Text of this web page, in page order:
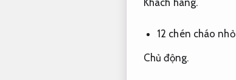
12 chén cháo nhỏ
Chủ động.